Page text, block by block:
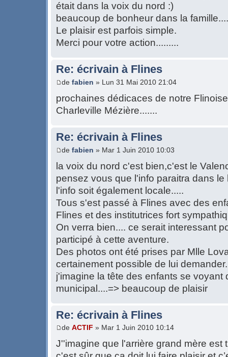
était dans la voix du nord :)
beaucoup de bonheur dans la
Le plaisir est parfois simple.
Merci pour votre action.........
Re: écrivain à Flines
de fabien » Lun 31 Mai 2010 21:04
prochaines dédicaces de notre
Charleville Mézière.......
Re: écrivain à Flines
de fabien » Mar 1 Juin 2010 10:03
la voix du nord c'est bien,c'est le
pensez vous que l'info paraitra dans
l'info soit également locale.....
Tous s'est passé à Flines avec des
Flines et des institutrices fort
On verra bien.... ce serait interessant
participé à cette aventure.
Des photos ont été prises par Mlle
certainement possible de lui
j'imagine la tête des enfants se voyant
municipal....=> beaucoup de plaisir
Re: écrivain à Flines
de ACTIF » Mar 1 Juin 2010 10:14
J''imagine que l'arrière grand mère est